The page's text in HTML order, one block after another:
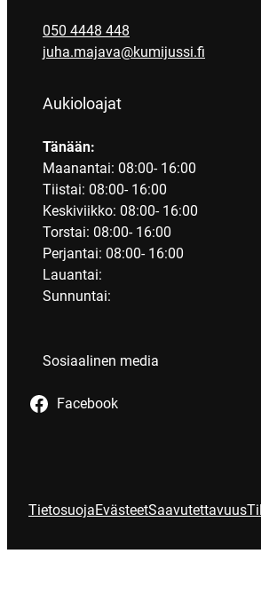
050 4448 448
juha.majava@kumijussi.fi
Aukioloajat
Tänään:
Maanantai: 08:00- 16:00
Tiistai: 08:00- 16:00
Keskiviikko: 08:00- 16:00
Torstai: 08:00- 16:00
Perjantai: 08:00- 16:00
Lauantai:
Sunnuntai:
Sosiaalinen media
Facebook
TietosuojaEvästeetSaavutettavuus